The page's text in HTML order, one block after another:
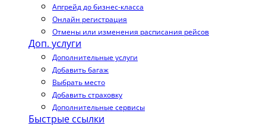
Апгрейд до бизнес-класса
Онлайн регистрация
Отмены или изменения расписания рейсов
Доп. услуги
Дополнительные услуги
Добавить багаж
Выбрать место
Добавить страховку
Дополнительные сервисы
Быстрые ссылки